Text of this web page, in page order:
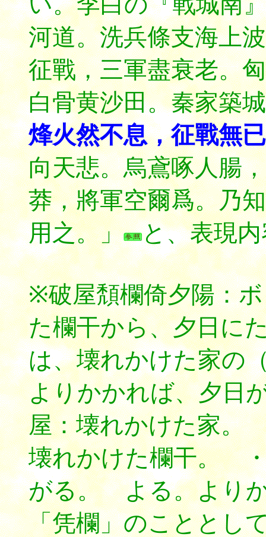
河道。洗兵條支海上
征戰，三軍盡衰老。
白骨黄沙田。秦家築
烽火然不息，征戰無
向天悲。烏鳶啄人腸
莽，將軍空爾爲。乃
用之。」
と、表現
※破屋頽欄倚夕陽：
た欄干から、夕日に
は、壊れかけた家の
よりかかれば、夕日
屋：壊れかけた家。
壊れかけた欄干。
がる。 よる。より
「凭欄」のこととし